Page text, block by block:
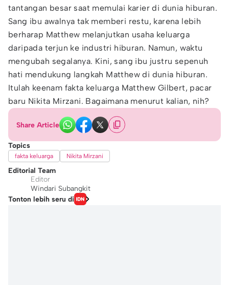
tantangan besar saat memulai karier di dunia hiburan.
Sang ibu awalnya tak memberi restu, karena lebih
berharap Matthew melanjutkan usaha keluarga
daripada terjun ke industri hiburan. Namun, waktu
mengubah segalanya. Kini, sang ibu justru sepenuh
hati mendukung langkah Matthew di dunia hiburan.
Itulah keenam fakta keluarga Matthew Gilbert, pacar
baru Nikita Mirzani. Bagaimana menurut kalian, nih?
Share Article
Topics
fakta keluarga Nikita Mirzani
Editorial Team
Editor
Windari Subangkit
Tonton lebih seru di